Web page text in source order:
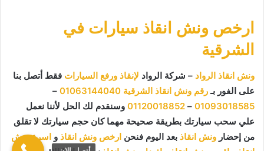
ارخص ونش انقاذ سيارات في
الشرقية
ونش انقاذ الرواد – شركة الرواد لإنقاذ ورفع السيارات فقط أتصل بنا
على الفور بـرقم ونش انقاذ الشرقية 01063144040
–
01093018585
–
01120018852 وسنقدم لك الحل لأننا نعمل
علي سحب سيارتك بطريقة صحيحة مهما كان حجم سيارتك لا تقلق
من إحضار ونش انقاذ بعد اليوم فنحن ارخص ونش انقاذ و اسرع ونش